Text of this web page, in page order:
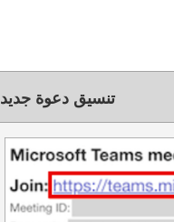
تنسيق دعوة جديد